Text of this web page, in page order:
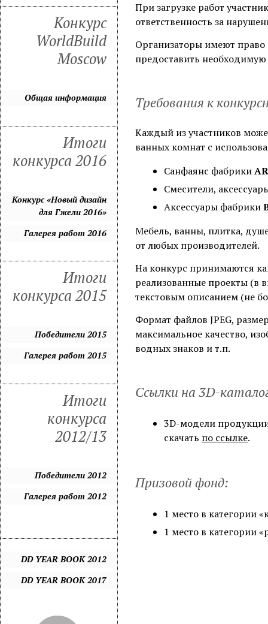
При загрузке работ
ответственность за
Организаторы имеют право
предоставить
Требования к
Каждый из участников
ванных комнат с
Cанфаянс фабрики
Cмесители,
Аксессуары фабрики
Мебель, ванны, плитка,
от любых производителей.
На конкурс принимаются
реализованные проекты (в
текстовым описанием (не
Формат файлов JPEG,
максимальное качество,
водных знаков и т.п.
Ссылки на 3D-
3D-модели
скачать по ссылке.
Призовой фонд:
1 место в категории
1 место в категории
Конкурс
WorldBuild
Moscow
Общая информация
Итоги
конкурса 2016
Конкурс «Новый дизайн
для Гжели 2016»
Галерея работ 2016
Итоги
конкурса 2015
Победители 2015
Галерея работ 2015
Итоги
конкурса
2012/13
Победители 2012
Галерея работ 2012
DD YEAR BOOK 2012
DD YEAR BOOK 2017